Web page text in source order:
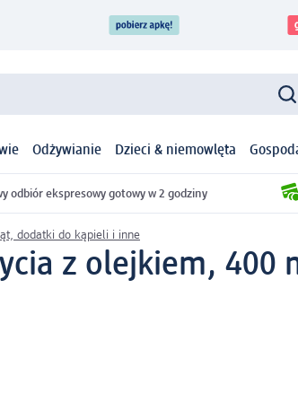
Odżywianie Dzieci & niemowlęta
odbiór ekspresowy gotowy w 2 godziny
dodatki do kąpieli i inne
z olejkiem, 400